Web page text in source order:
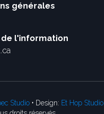
générales
l'information
Studio • Design: Et Hop Studio